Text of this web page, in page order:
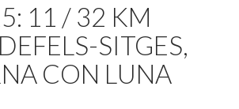
11 / 32 KM
SITGES,
CON LUNA